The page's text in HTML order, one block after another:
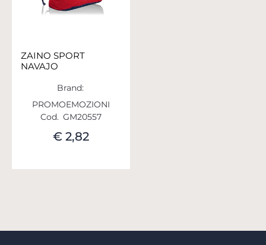
ZAINO SPORT
NAVAJO
Brand:
PROMOEMOZIONI
Cod. GM20557
€ 2,82